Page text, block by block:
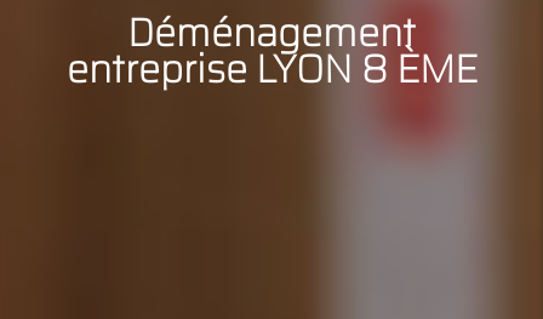
Déménagement
entreprise LYON 8 ÈME